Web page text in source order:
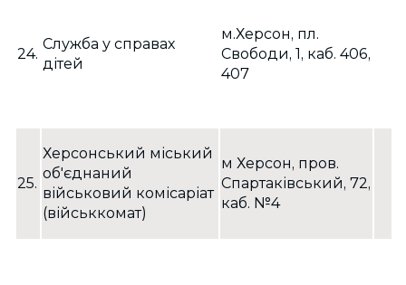
24.
Служба у справах
дітей
м.Херсон, пл.
Свободи, 1, каб. 406,
407
25.
Херсонський міський
об'єднаний
військовий комісаріат
(військкомат)
м Херсон, пров.
Спартаківський, 72,
каб. №4